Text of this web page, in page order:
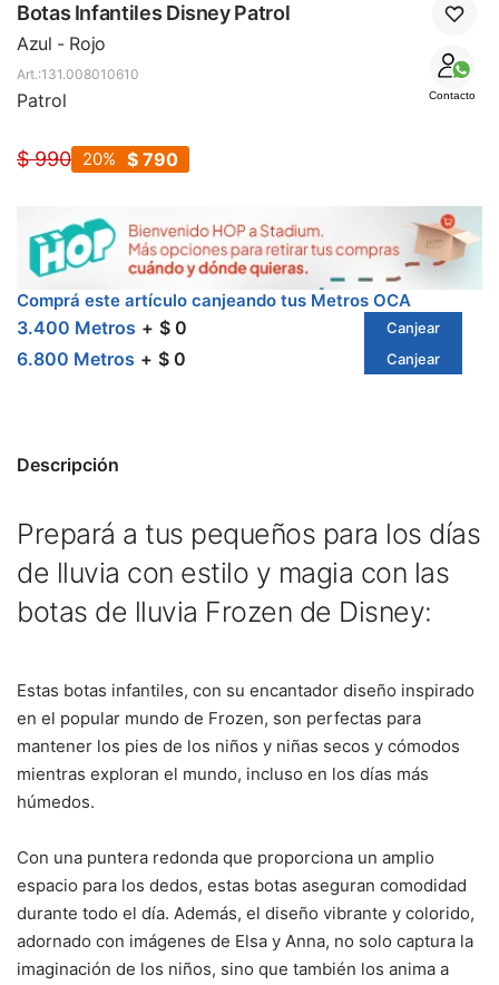
Botas Infantiles Disney Patrol
Azul - Rojo
Contacto
131.008010610
Patrol
$ 990 $ 790
20
Comprá este artículo canjeando tus Metros OCA
3.400 Metros $ 0 Canjear
6.800 Metros $ 0 Canjear
Descripción
Prepará a tus pequeños para los días
de lluvia con estilo y magia con las
botas de lluvia Frozen de Disney:
Estas botas infantiles, con su encantador diseño inspirado
en el popular mundo de Frozen, son perfectas para
mantener los pies de los niños y niñas secos y cómodos
mientras exploran el mundo, incluso en los días más
húmedos.
Con una puntera redonda que proporciona un amplio
espacio para los dedos, estas botas aseguran comodidad
durante todo el día. Además, el diseño vibrante y colorido,
adornado con imágenes de Elsa y Anna, no solo captura la
imaginación de los niños, sino que también los anima a